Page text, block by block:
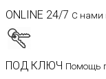
ONLINE 24/7 С нами
ПОД КЛЮЧ Помощь